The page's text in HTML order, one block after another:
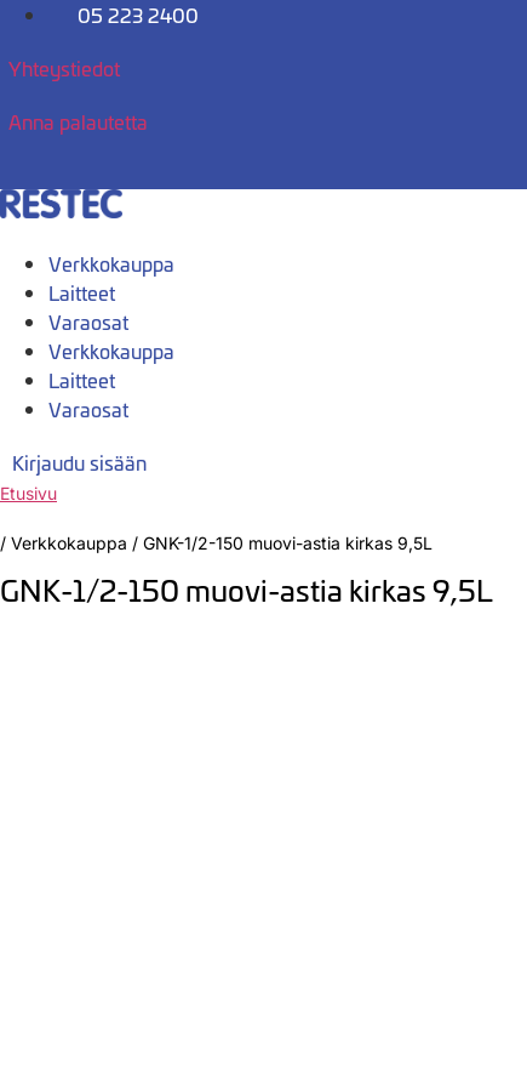
Mene
05 223 2400
Yhteystiedot
Anna palautetta
Verkkokauppa
Laitteet
Varaosat
Verkkokauppa
Laitteet
Varaosat
Kirjaudu sisään
Etusivu
/ Verkkokauppa / GNK-1/2-150 muovi-astia kirkas 9,5L
GNK-1/2-150 muovi-astia kirkas 9,5L